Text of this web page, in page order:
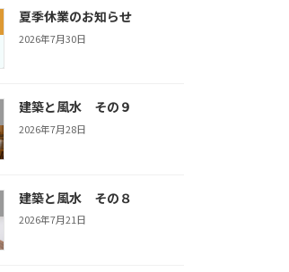
夏季休業のお知らせ
2026年7月30日
建築と風水 その９
2026年7月28日
建築と風水 その８
2026年7月21日